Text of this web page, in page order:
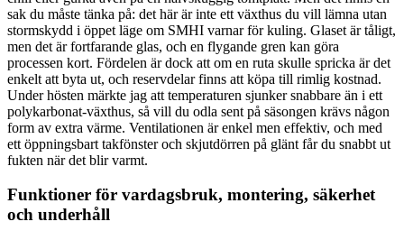
sak du måste tänka på: det här är inte ett växthus du vill lämna utan
stormskydd i öppet läge om SMHI varnar för kuling. Glaset är tåligt,
men det är fortfarande glas, och en flygande gren kan göra
processen kort. Fördelen är dock att om en ruta skulle spricka är det
enkelt att byta ut, och reservdelar finns att köpa till rimlig kostnad.
Under hösten märkte jag att temperaturen sjunker snabbare än i ett
polykarbonat-växthus, så vill du odla sent på säsongen krävs någon
form av extra värme. Ventilationen är enkel men effektiv, och med
ett öppningsbart takfönster och skjutdörren på glänt får du snabbt ut
fukten när det blir varmt.
Funktioner för vardagsbruk, montering, säkerhet
och underhåll